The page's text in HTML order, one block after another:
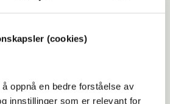
(cookies)
oppnå en bedre forståelse av
innstillinger som er relevant for
Kristin